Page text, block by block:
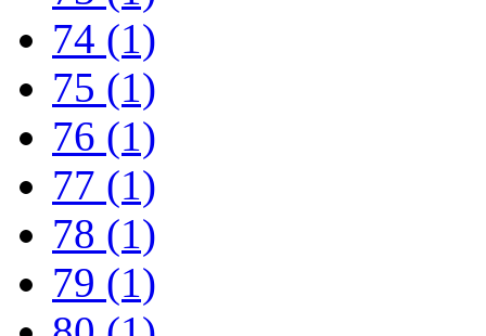
74 (1)
75 (1)
76 (1)
77 (1)
78 (1)
79 (1)